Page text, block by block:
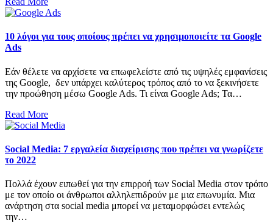
10 λόγοι για τους οποίους πρέπει να χρησιμοποιείτε τα Google
Ads
Εάν θέλετε να αρχίσετε να επωφελείστε από τις υψηλές εμφανίσεις
της Google, δεν υπάρχει καλύτερος τρόπος από το να ξεκινήσετε
την προώθηση μέσω Google Ads. Τι είναι Google Ads; Τα…
Read More
Social Media: 7 εργαλεία διαχείρισης που πρέπει να γνωρίζετε
το 2022
Πολλά έχουν ειπωθεί για την επιρροή των Social Media στον τρόπο
με τον οποίο οι άνθρωποι αλληλεπιδρούν με μια επωνυμία. Μια
ανάρτηση στα social media μπορεί να μεταμορφώσει εντελώς
την…